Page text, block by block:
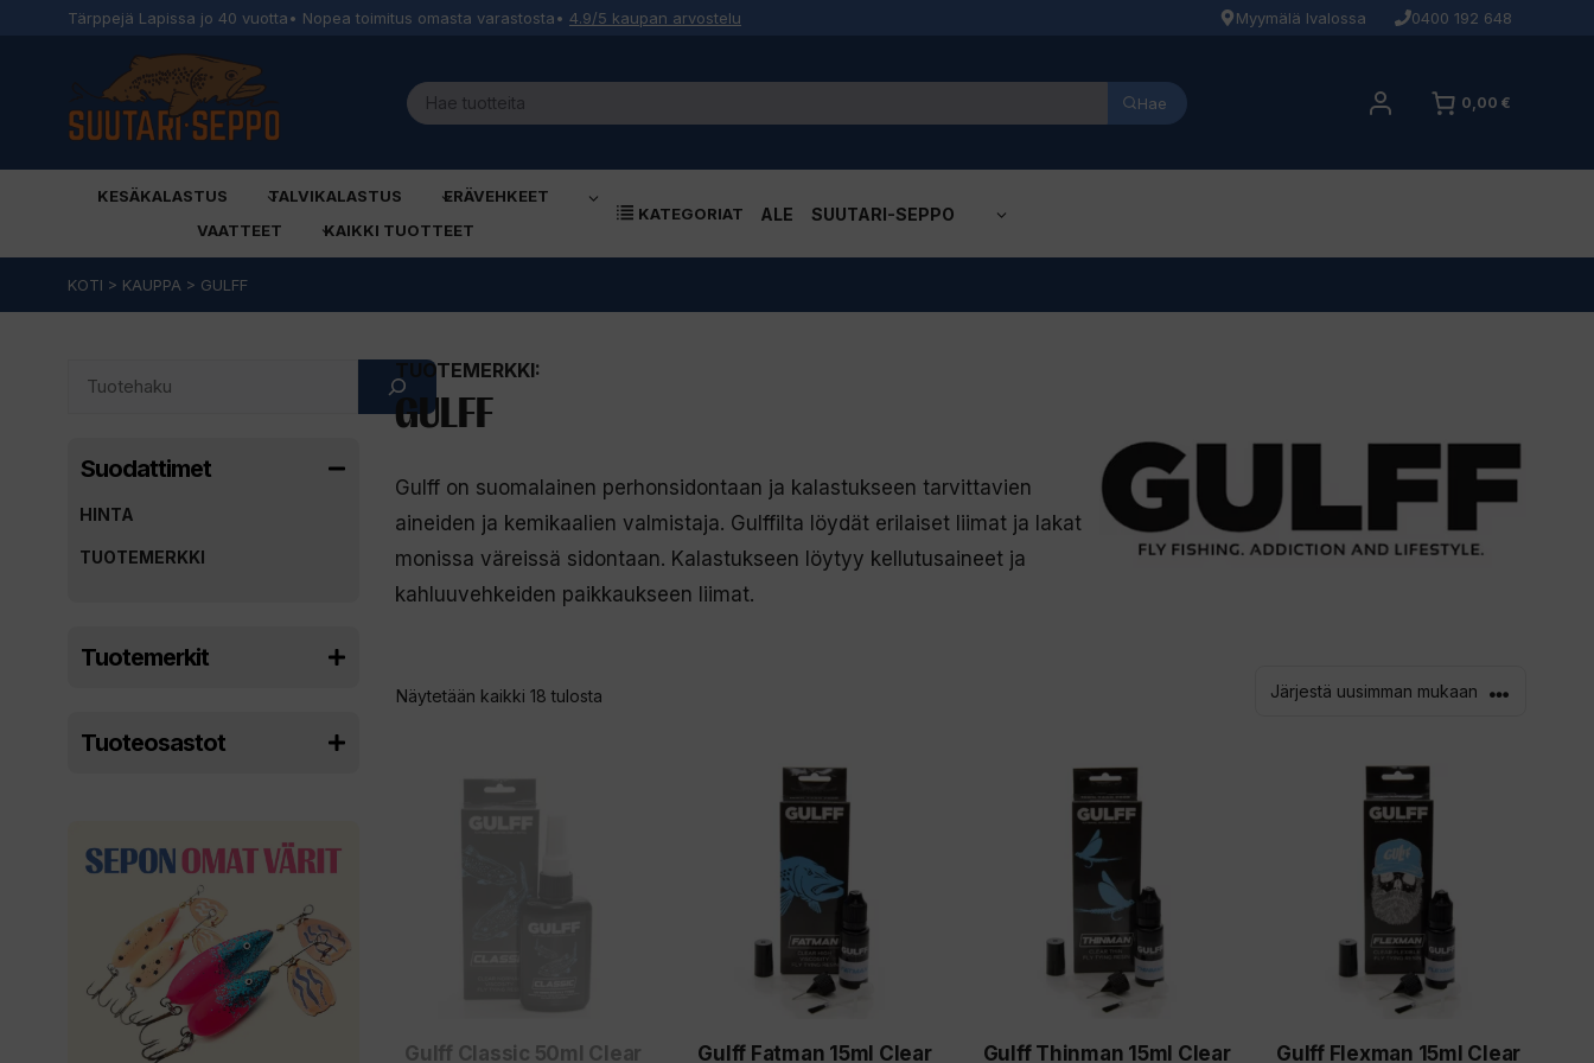
Tärppejä Lapissa jo 40 vuotta• Nopea toimitus omasta varastosta• 4.9/5 kaupan arvostelu Myymälä Ivalossa 0400 192 648
Hae 0,00 €
KESÄKALASTUS TALVIKALASTUS
ERÄVEHKEET
VAATTEET
KAIKKI TUOTTEET
KATEGORIAT ALE SUUTARI-SEPPO
sisältöön
KOTI > KAUPPA > GULFF
TUOTEMERKKI:
GULFF
Gulff on suomalainen perhonsidontaan ja kalastukseen tarvittavien
aineiden ja kemikaalien valmistaja. Gulffilta löydät erilaiset liimat ja lakat
monissa väreissä sidontaan. Kalastukseen löytyy kellutusaineet ja
kahluuvehkeiden paikkaukseen liimat.
Näytetään kaikki 18 tulosta
Gulff Classic 50ml Clear
Gulff Fatman 15ml Clear
Gulff Thinman 15ml Clear
Gulff Flexman 15ml Clear
Search
Suodattimet
HINTA
TUOTEMERKKI
Tuotemerkit
Tuoteosastot